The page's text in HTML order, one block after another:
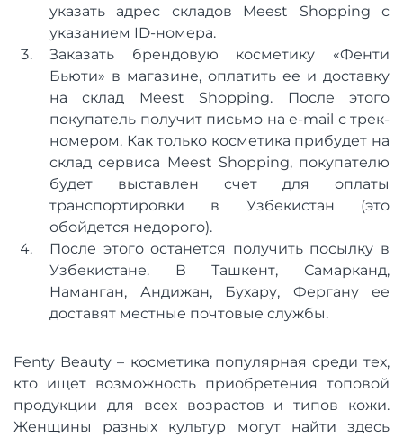
указать адрес складов Meest Shopping с
указанием ID-номера.
Заказать брендовую косметику «Фенти
Бьюти» в магазине, оплатить ее и доставку
на склад Meest Shopping. После этого
покупатель получит письмо на e-mail с трек-
номером. Как только косметика прибудет на
склад сервиса Meest Shopping, покупателю
будет выставлен счет для оплаты
транспортировки в Узбекистан (это
обойдется недорого).
После этого останется получить посылку в
Узбекистане. В Ташкент, Самарканд,
Наманган, Андижан, Бухару, Фергану ее
доставят местные почтовые службы.
Fenty Beauty – косметика популярная среди тех,
кто ищет возможность приобретения топовой
продукции для всех возрастов и типов кожи.
Женщины разных культур могут найти здесь